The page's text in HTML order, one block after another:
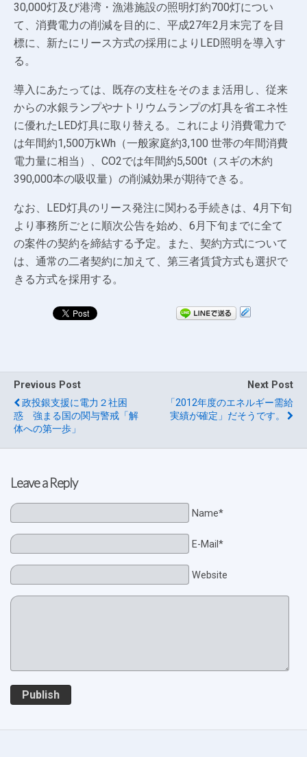
30,000灯及び港湾・漁港施設の照明灯約700灯につい
て、消費電力の削減を目的に、平成27年2月末完了を目
標に、新たにリース方式の採用によりLED照明を導入す
る。
導入にあたっては、既存の支柱をそのまま活用し、従来
からの水銀ランプやナトリウムランプの灯具を省エネ性
に優れたLED灯具に取り替える。これにより消費電力で
は年間約1,500万kWh（一般家庭約3,100 世帯の年間消費
電力量に相当）、CO2では年間約5,500t（スギの木約
390,000本の吸収量）の削減効果が期待できる。
なお、LED灯具のリース発注に関わる手続きは、4月下旬
より事務所ごとに順次公告を始め、6月下旬までに全て
の案件の契約を締結する予定。また、契約方式について
は、通常の二者契約に加えて、第三者賃貸方式も選択で
きる方式を採用する。
Previous Post
政投銀支援に電力２社困
惑 強まる国の関与警戒「解
体への第一歩」
Next Post
「2012年度のエネルギー需給
実績が確定」だそうです。
Leave a Reply
Name*
E-Mail*
Website
Publish